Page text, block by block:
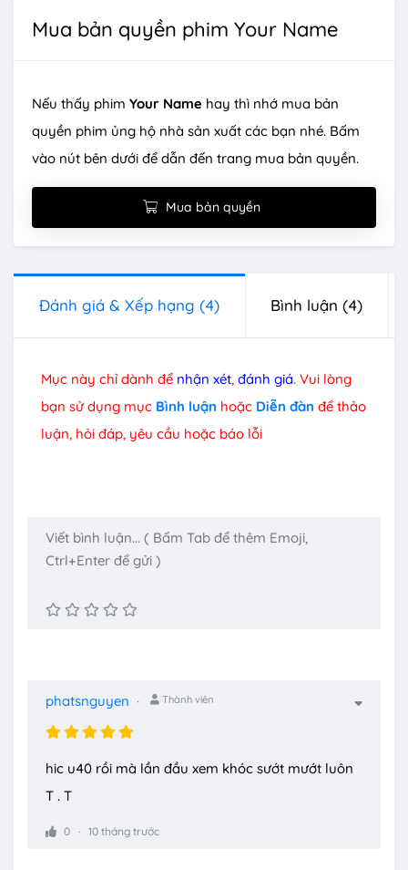
Mua bản quyền phim Your Name
Nếu thấy phim Your Name hay thì nhớ mua bản
quyền phim ủng hộ nhà sản xuất các bạn nhé. Bấm
vào nút bên dưới để dẫn đến trang mua bản quyền.
Mua bản quyền
Đánh giá & Xếp hạng (4) Bình luận (4)
Mục này chỉ dành để nhận xét, đánh giá. Vui lòng
bạn sử dụng mục Bình luận hoặc Diễn đàn để thảo
luận, hỏi đáp, yêu cầu hoặc báo lỗi
phatsnguyen Thành viên
hic u40 rồi mà lần đầu xem khóc sướt mướt luôn
T . T
0 10 tháng trước